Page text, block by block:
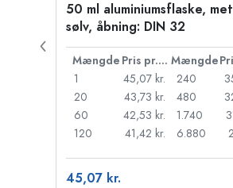
50 ml aluminiumsflaske,
sølv, åbning: DIN 32
Mængde Pris pr. stk. Mængde
1
45,07 kr.
20
43,73 kr.
60
42,53 kr.
120
41,42 kr.
240
480
1.740
6.880
45,07 kr.